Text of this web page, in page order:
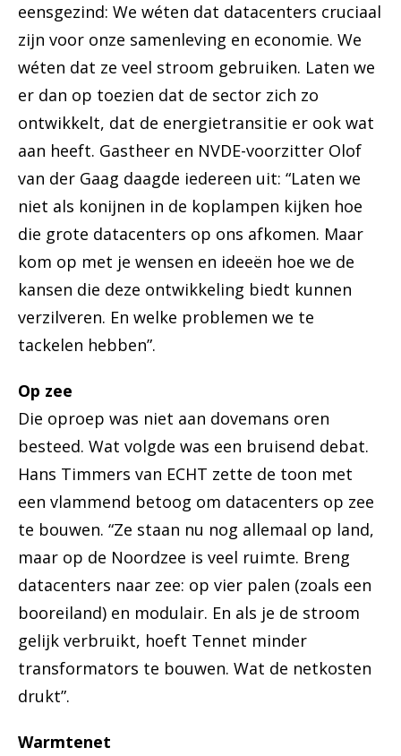
eensgezind: We wéten dat datacenters cruciaal
zijn voor onze samenleving en economie. We
wéten dat ze veel stroom gebruiken. Laten we
er dan op toezien dat de sector zich zo
ontwikkelt, dat de energietransitie er ook wat
aan heeft. Gastheer en NVDE-voorzitter Olof
van der Gaag daagde iedereen uit: “Laten we
niet als konijnen in de koplampen kijken hoe
die grote datacenters op ons afkomen. Maar
kom op met je wensen en ideeën hoe we de
kansen die deze ontwikkeling biedt kunnen
verzilveren. En welke problemen we te
tackelen hebben”.
Op zee
Die oproep was niet aan dovemans oren
besteed. Wat volgde was een bruisend debat.
Hans Timmers van ECHT zette de toon met
een vlammend betoog om datacenters op zee
te bouwen. “Ze staan nu nog allemaal op land,
maar op de Noordzee is veel ruimte. Breng
datacenters naar zee: op vier palen (zoals een
booreiland) en modulair. En als je de stroom
gelijk verbruikt, hoeft Tennet minder
transformators te bouwen. Wat de netkosten
drukt”.
Warmtenet